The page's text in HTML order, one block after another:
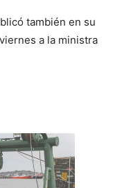
también en su
a la ministra